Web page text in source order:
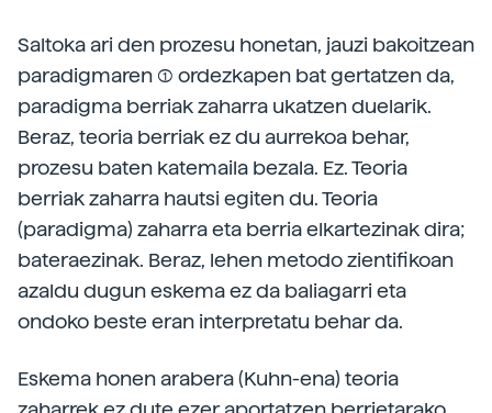
Saltoka ari den prozesu honetan, jauzi bakoitzean
paradigmaren (1) ordezkapen bat gertatzen da,
paradigma berriak zaharra ukatzen duelarik.
Beraz, teoria berriak ez du aurrekoa behar,
prozesu baten katemaila bezala. Ez. Teoria
berriak zaharra hautsi egiten du. Teoria
(paradigma) zaharra eta berria elkartezinak dira;
bateraezinak. Beraz, lehen metodo zientifikoan
azaldu dugun eskema ez da baliagarri eta
ondoko beste eran interpretatu behar da.
Eskema honen arabera (Kuhn-ena) teoria